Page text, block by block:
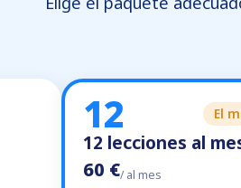
El
12
12 lecciones al
60 €/ al mes